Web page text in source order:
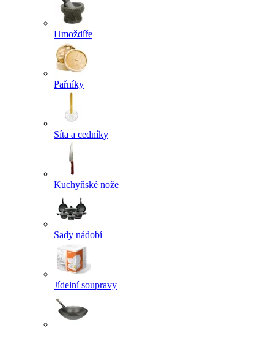
Hmoždíře
Pařníky
Síta a cedníky
Kuchyňské nože
Sady nádobí
Jídelní soupravy